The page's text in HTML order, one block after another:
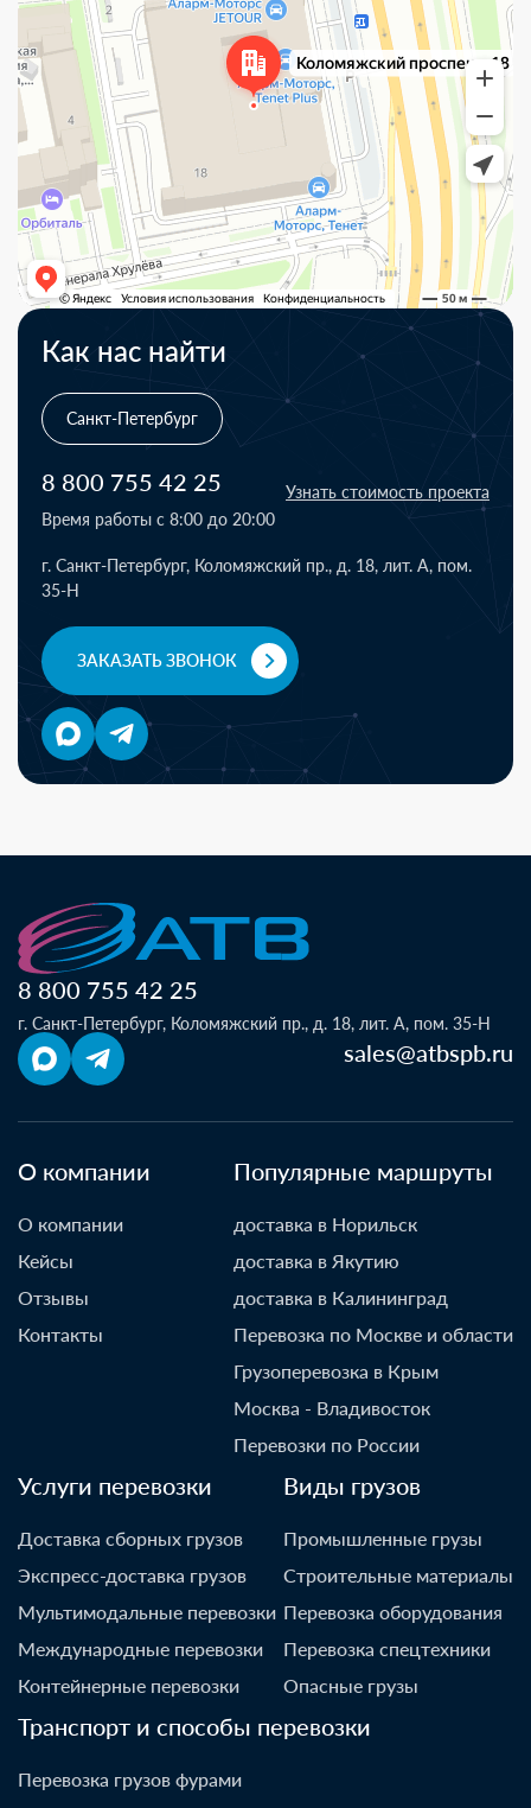
Как нас найти
Санкт-Петербург
8 800 755 42 25
Время работы с 8:00 до 20:00
Узнать стоимость проекта
г. Санкт-Петербург, Коломяжский пр., д. 18, лит. А, пом.
35-Н
ЗАКАЗАТЬ ЗВОНОК
8 800 755 42 25
г. Санкт-Петербург, Коломяжский пр., д. 18, лит. А, пом. 35-Н
sales@atbspb.ru
О компании
О компании
Кейсы
Отзывы
Контакты
Популярные маршруты
доставка в Норильск
доставка в Якутию
доставка в Калининград
Перевозка по Москве и области
Грузоперевозка в Крым
Москва - Владивосток
Перевозки по России
Услуги перевозки
Доставка сборных грузов
Экспресс-доставка грузов
Мультимодальные перевозки
Международные перевозки
Контейнерные перевозки
Виды грузов
Промышленные грузы
Строительные материалы
Перевозка оборудования
Перевозка спецтехники
Опасные грузы
Транспорт и способы перевозки
Перевозка грузов фурами